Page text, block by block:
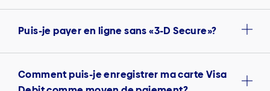
Puis-je payer en ligne sans «3-D Secure»?
Comment puis-je enregistrer ma carte Visa